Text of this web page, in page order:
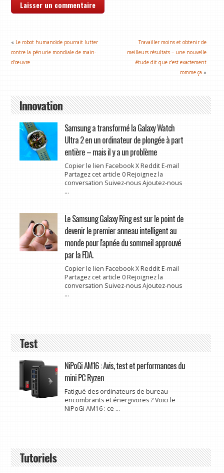
« Le robot humanoïde pourrait lutter
contre la pénurie mondiale de main-
d'œuvre
Travailler moins et obtenir de
meilleurs résultats – une nouvelle
étude dit que c'est exactement
comme ça »
Innovation
Samsung a transformé la Galaxy Watch
Ultra 2 en un ordinateur de plongée à part
entière – mais il y a un problème
Copier le lien Facebook X Reddit E-mail
Partagez cet article 0 Rejoignez la
conversation Suivez-nous Ajoutez-nous
...
Le Samsung Galaxy Ring est sur le point de
devenir le premier anneau intelligent au
monde pour l'apnée du sommeil approuvé
par la FDA.
Copier le lien Facebook X Reddit E-mail
Partagez cet article 0 Rejoignez la
conversation Suivez-nous Ajoutez-nous
...
Test
NiPoGi AM16 : Avis, test et performances du
mini PC Ryzen
Fatigué des ordinateurs de bureau
encombrants et énergivores ? Voici le
NiPoGi AM16 : ce ...
Tutoriels